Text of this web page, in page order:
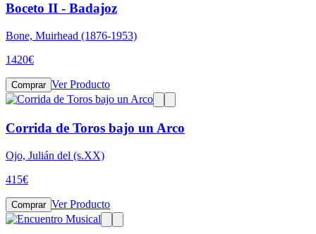
Boceto II - Badajoz
Bone, Muirhead (1876-1953)
1420€
Comprar Ver Producto
Corrida de Toros bajo un Arco
Ojo, Julián del (s.XX)
415€
Comprar Ver Producto